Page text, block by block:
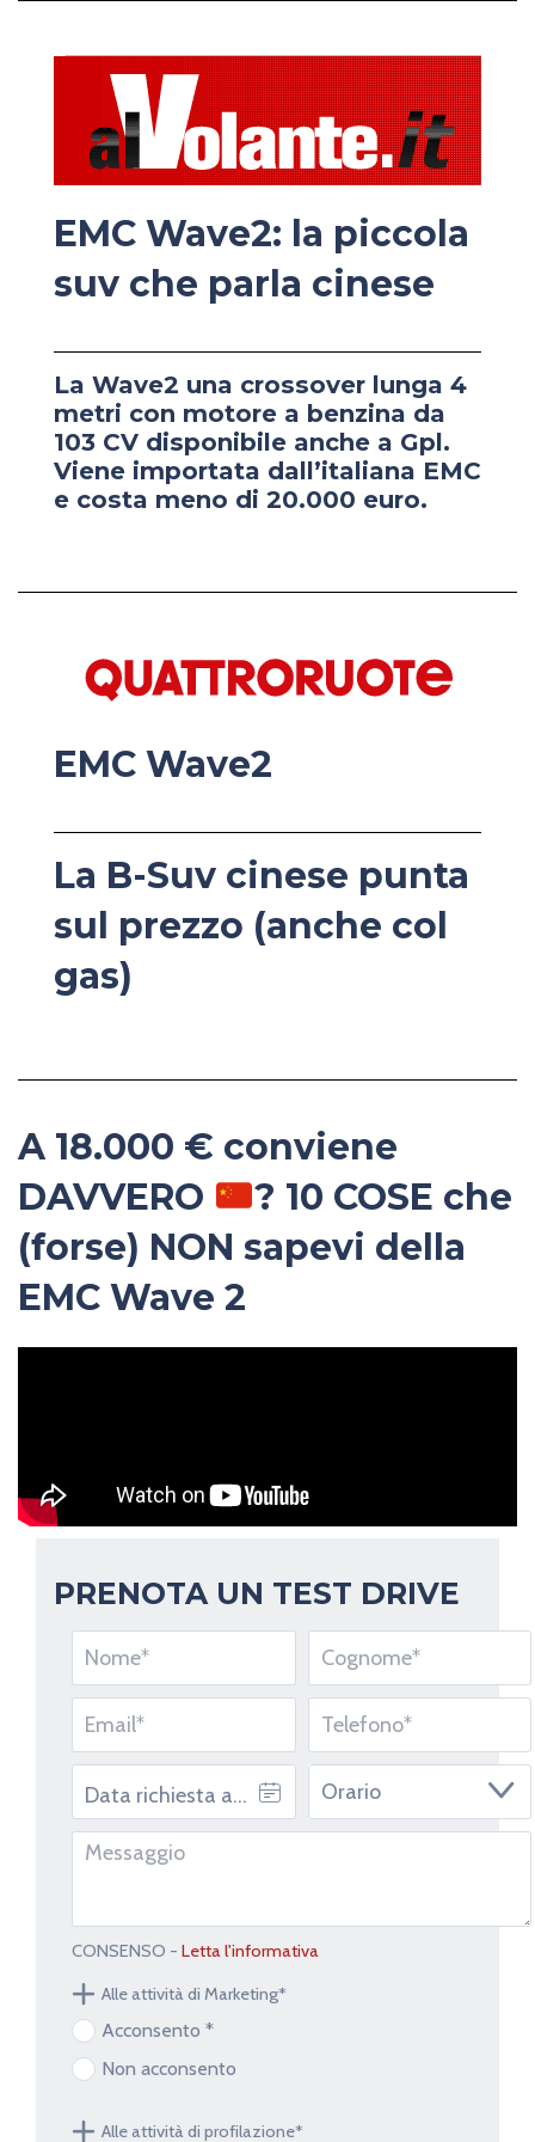
EMC Wave2: la piccola
suv che parla cinese
La Wave2 una crossover lunga 4
metri con motore a benzina da
103 CV disponibile anche a Gpl.
Viene importata dall’italiana EMC
e costa meno di 20.000 euro.
EMC Wave2
La B-Suv cinese punta
sul prezzo (anche col
gas)
A 18.000 € conviene
DAVVERO
? 10 COSE che
(forse) NON sapevi della
EMC Wave 2
PRENOTA UN TEST DRIVE
Seleziona la fascia oraria di preferenza
9.00 - 10.30
10.30 - 12.00
12.00 - 13.00
14.30 - 16.30
CONSENSO - Letta l'informativa
Alle attività di Marketing*
Acconsento *
Non acconsento
Alle attività di profilazione*